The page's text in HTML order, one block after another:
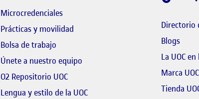
Microcredenciales
Prácticas y movilidad
Bolsa de trabajo
Únete a nuestro equipo El link s'obre en finestra nova
O2 Repositorio UOCEl link s'obre en finestra nova
Lengua y estilo de la UOCEl link s'obre en finestra nova
Directorio
Blogs
La UOC
Marca UOC
Tienda